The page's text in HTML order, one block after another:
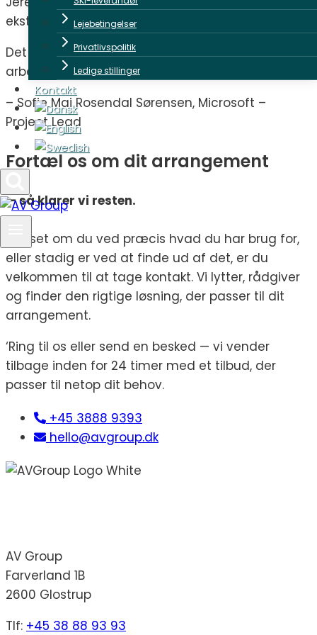
Lejebetingelser
Privatlivspolitik
Ledige stillinger
Kontakt
ekstremt løsningsorienteret.
Det var en kæmpe oplevelse for Microsoft at
arbejde sammen med jer.
– Sofie Mai Rosendal Sørensen, Microsoft –
Project Lead
Fortæl os om dit arrangement
— så klarer vi resten.
Uanset om du ved præcis hvad du har brug for,
eller stadig er ved at finde ud af det, er du
velkommen til at tage kontakt. Vi lytter, rådgiver
og finder den rigtige løsning, der passer til dit
arrangement.
‘Ring til os eller send en besked — vi vender
tilbage inden for 24 timer med et tilbud, der
passer til netop dit behov.
+45 3888 9393
hello@avgroup.dk
AV Group
Farverland 1B
2600 Glostrup
Tlf: +45 38 88 93 93